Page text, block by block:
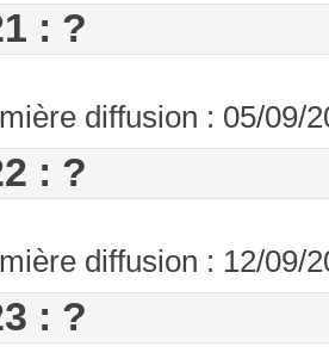
: ?
diffusion : 05/09/
: ?
diffusion : 12/09/
: ?